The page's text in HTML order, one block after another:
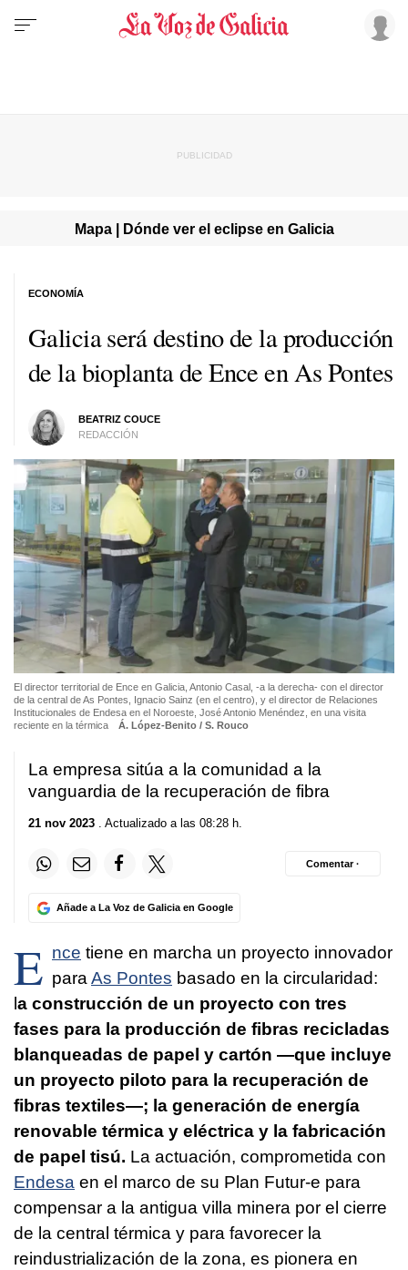
Mapa | Dónde ver el eclipse en Galicia
Galicia será destino de la producción
de la bioplanta de Ence en As Pontes
BEATRIZ COUCE
REDACCIÓN
ECONOMÍA
El director territorial de Ence en Galicia, Antonio Casal, -a la derecha- con el director
de la central de As Pontes, Ignacio Sainz (en el centro), y el director de Relaciones
Institucionales de Endesa en el Noroeste, José Antonio Menéndez, en una visita
reciente en la térmica
Á. López-Benito / S. Rouco
La empresa sitúa a la comunidad a la
vanguardia de la recuperación de fibra
21 nov 2023 . Actualizado a las 08:28 h.
Añade a La Voz de Galicia en Google
Comentar ·
E nce tiene en marcha un proyecto innovador
paraAs Pontes basado en la circularidad:
a construcción de un proyecto con tres
fases para la producción de fibras recicladas
blanqueadas de papel y cartón —que incluye
un proyecto piloto para la recuperación de
fibras textiles—; la generación de energía
renovable térmica y eléctrica y la fabricación
de papel tisú. La actuación, comprometida con
Endesa en el marco de su Plan Futur-e para
compensar a la antigua villa minera por el cierre
de la central térmica y para favorecer la
reindustrialización de la zona, es pionera en